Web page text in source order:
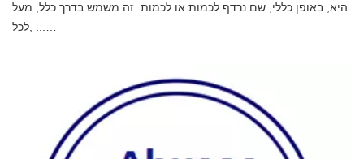
היא, באופן כללי, שם נרדף לכמות או לכמות. זה משמש בדרך כלל, מעל
לכל, ...…